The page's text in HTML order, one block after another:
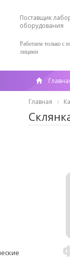
Поставщик
оборудования
Работаем только с
лицами
Главная